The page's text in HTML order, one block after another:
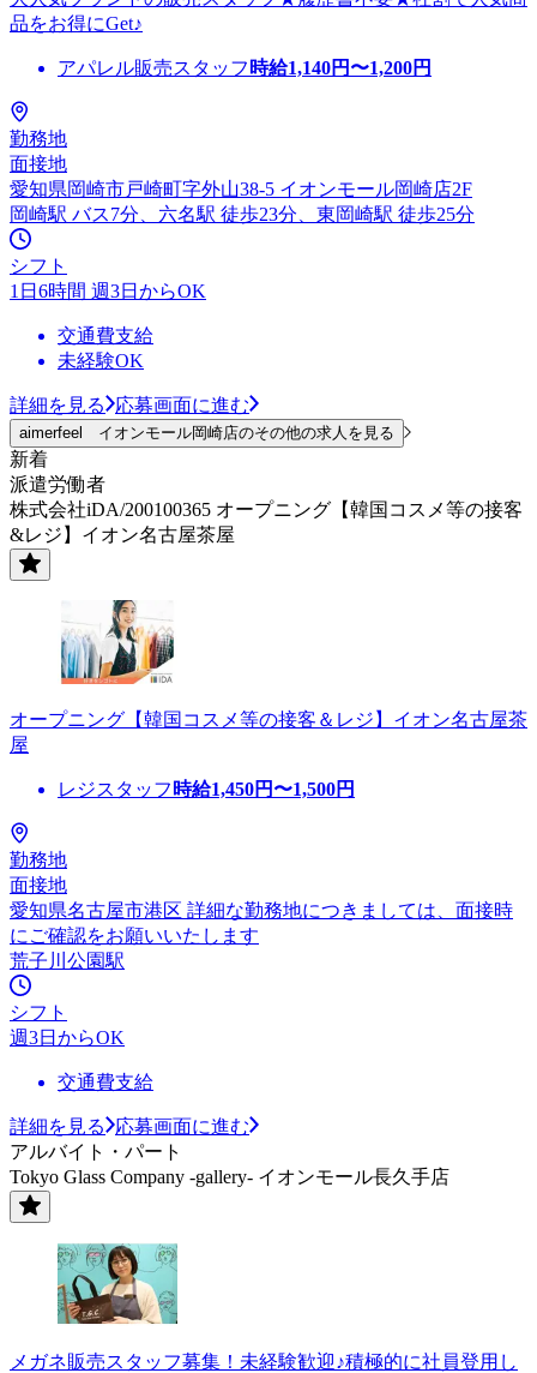
品をお得にGet♪
アパレル販売スタッフ 時給1,140円〜1,200円
勤務地
面接地
愛知県岡崎市戸崎町字外山38-5 イオンモール岡崎店2F
岡崎駅 バス7分、六名駅 徒歩23分、東岡崎駅 徒歩25分
シフト
1日6時間 週3日からOK
交通費支給
未経験OK
詳細を見る 応募画面に進む
aimerfeel イオンモール岡崎店のその他の求人を見る
新着
派遣労働者
株式会社iDA/200100365 オープニング【韓国コスメ等の接客
&レジ】イオン名古屋茶屋
オープニング【韓国コスメ等の接客＆レジ】イオン名古屋茶
屋
レジスタッフ 時給1,450円〜1,500円
勤務地
面接地
愛知県名古屋市港区 詳細な勤務地につきましては、面接時
にご確認をお願いいたします
荒子川公園駅
シフト
週3日からOK
交通費支給
詳細を見る
応募画面に進む
アルバイト・パート
Tokyo Glass Company -gallery- イオンモール長久手店
メガネ販売スタッフ募集！未経験歓迎♪積極的に社員登用し